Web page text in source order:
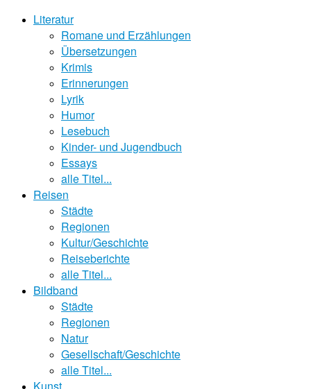
Literatur
Romane und Erzählungen
Übersetzungen
Krimis
Erinnerungen
Lyrik
Humor
Lesebuch
Kinder- und Jugendbuch
Essays
alle Titel...
Reisen
Städte
Regionen
Kultur/Geschichte
Reiseberichte
alle Titel...
Bildband
Städte
Regionen
Natur
Gesellschaft/Geschichte
alle Titel...